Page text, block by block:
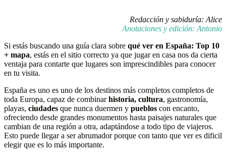
Redacción y sabiduría: Alice
Anotaciones y edición: Antonio
Si estás buscando una guía clara sobre qué ver en España: Top 10
+ mapa, estás en el sitio correcto ya que jugar en casa nos da cierta
ventaja para contarte que lugares son imprescindibles para conocer
en tu visita.
España es uno es uno de los destinos más completos completos de
toda Europa, capaz de combinarhistoria, cultura, gastronomía,
playas, ciudades que nunca duermen y pueblos con encanto,
ofreciendo desde grandes monumentos hasta paisajes naturales que
cambian de una región a otra, adaptándose a todo tipo de viajeros.
Esto puede llegar a ser abrumador porque con tanto que ver es dificil
elegir que es lo más importante.